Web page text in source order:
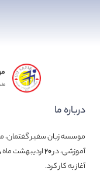
درباره ما
موسسه زبان سفیر گفتمان،
آموزشی، در۲۰اردیبهشت ماه
آغاز به کار کرد.